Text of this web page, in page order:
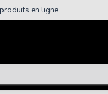
produits en ligne